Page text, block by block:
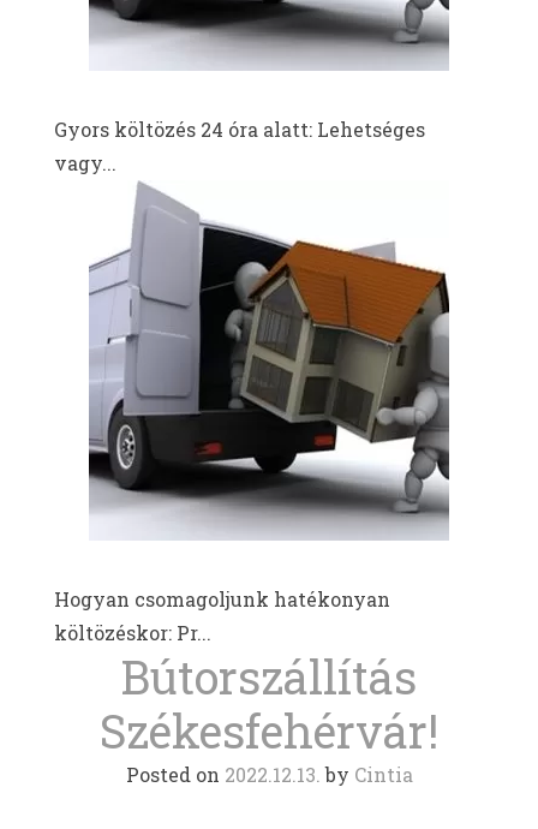
Gyors költözés 24 óra alatt: Lehetséges
vagy...
Hogyan csomagoljunk hatékonyan
költözéskor: Pr...
Bútorszállítás
Székesfehérvár!
Posted on 2022.12.13. by Cintia